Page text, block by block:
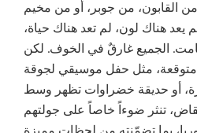
القابون، من جوبر، أو من مخيم
يعد هناك لون، لم تعد هناك حياة،
الجميع غارقٌ في الخوف. لكن
متوقعة، مثل حفل موسيقي لجوقة
أو حديقة خضراوات تظهر وسط